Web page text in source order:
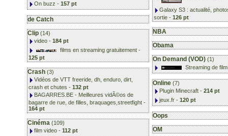
On buzz - 157 pt
de Catch
Clip (14)
video - 184 pt
films en streaming gratuitement -
125 pt
Crash (3)
Vidéos de VTT freeride, dh, enduro, dirt,
crash et chutes - 132 pt
BAGARRES.BE - Meilleures vidÃ©os de
bagarre de rue, de filles, braquages,streetfight -
164 pt
Cinéma (109)
film video - 112 pt
Galaxy S3 : actualité,
sortie - 126 pt
NBA
Obama
On Demand (VOD) (1)
Streaming de
Online (7)
Plugin Minecraft - 214 pt
jeux.fr - 120 pt
Oops
OM